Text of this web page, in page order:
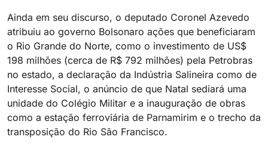
Ainda em seu discurso, o deputado Coronel Azevedo
atribuiu ao governo Bolsonaro ações que beneficiaram
o Rio Grande do Norte, como o investimento de US$
198 milhões (cerca de R$ 792 milhões) pela Petrobras
no estado, a declaração da Indústria Salineira como de
Interesse Social, o anúncio de que Natal sediará uma
unidade do Colégio Militar e a inauguração de obras
como a estação ferroviária de Parnamirim e o trecho da
transposição do Rio São Francisco.